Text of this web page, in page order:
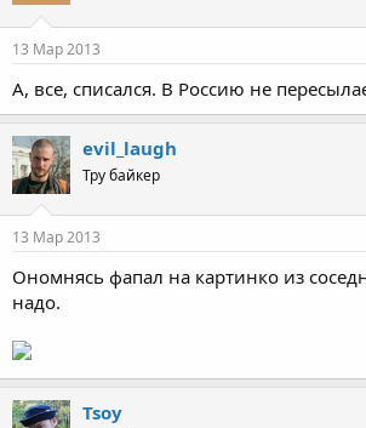
13 Мар 2013
А, все, списался. В Россию не
evil_laugh
Тру байкер
13 Мар 2013
Ономнясь фапал на картинко из
надо.
Tsoy